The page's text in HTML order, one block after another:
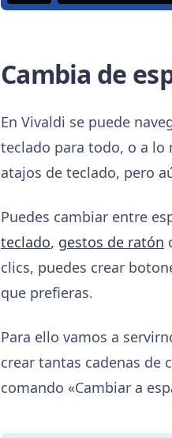
Cambia de
En Vivaldi se puede
teclado para todo, o a lo
atajos de teclado, pero
Puedes cambiar entre
teclado, gestos de ratón
clics, puedes crear
que prefieras.
Para ello vamos a
crear tantas cadenas de
comando «Cambiar a